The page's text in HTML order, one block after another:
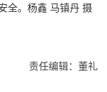
全。杨鑫 马镇丹摄
责任编辑：董礼